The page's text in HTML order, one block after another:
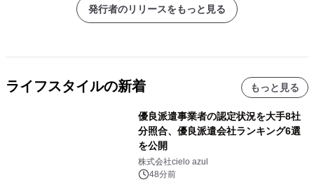
発行者のリリースをもっと見る
ライフスタイルの新着 もっと見る
優良派遣事業者の認定状況を大手8社
分照合、優良派遣会社ランキング6選
を公開
株式会社cielo azul
48分前